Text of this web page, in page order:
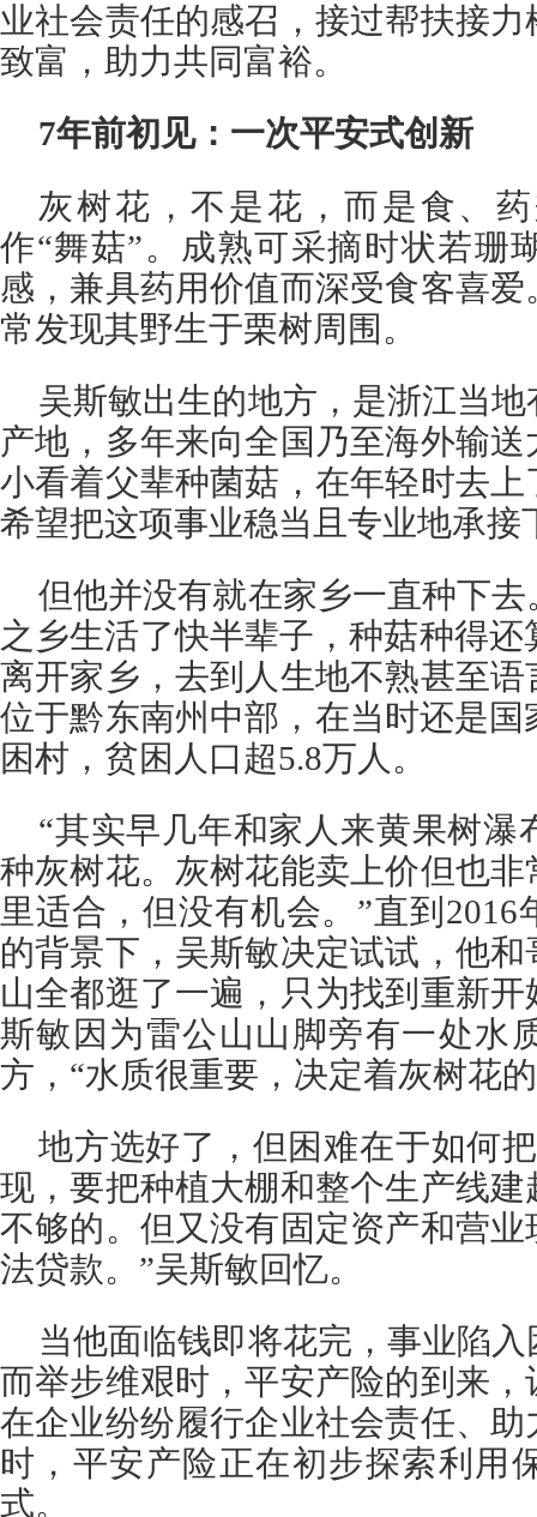
业社会责任的感召，接过帮扶接
致富，助力共同富裕。
7年前初见：一次平安式创新
灰树花，不是花，而是食、
作“舞菇”。成熟可采摘时状若珊
感，兼具药用价值而深受食客喜
常发现其野生于栗树周围。
吴斯敏出生的地方，是浙江当
产地，多年来向全国乃至海外输
小看着父辈种菌菇，在年轻时去
希望把这项事业稳当且专业地承接
但他并没有就在家乡一直种下
之乡生活了快半辈子，种菇种得
离开家乡，去到人生地不熟甚至
位于黔东南州中部，在当时还是
困村，贫困人口超5.8万人。
“其实早几年和家人来黄果树瀑
种灰树花。灰树花能卖上价但也
里适合，但没有机会。”直到
的背景下，吴斯敏决定试试，他
山全都逛了一遍，只为找到重新
斯敏因为雷公山山脚旁有一处水
方，“水质很重要，决定着灰树花
地方选好了，但困难在于如何
现，要把种植大棚和整个生产线
不够的。但又没有固定资产和营
法贷款。”吴斯敏回忆。
当他面临钱即将花完，事业陷
而举步维艰时，平安产险的到来
在企业纷纷履行企业社会责任、
时，平安产险正在初步探索利用
式。